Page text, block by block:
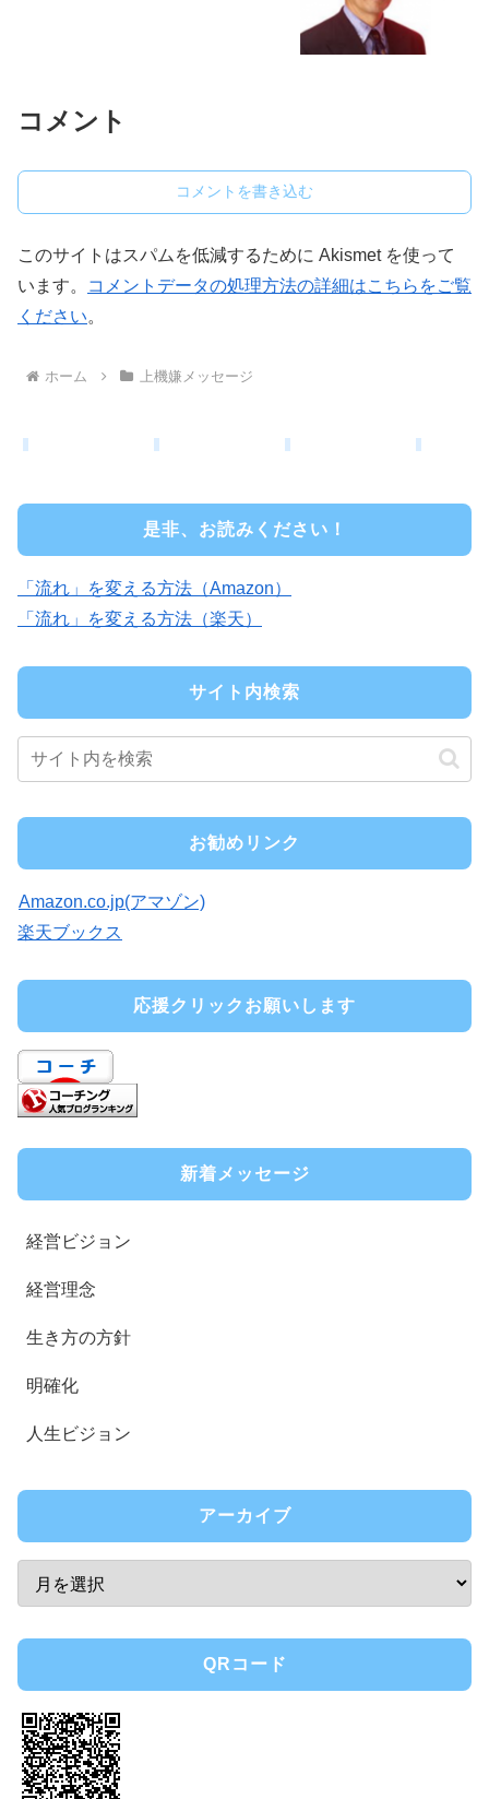
コメント
コメントを書き込む
このサイトはスパムを低減するために Akismet を使って
います。
コメントデータの処理方法の詳細はこちらをご覧
ください。
ホーム 上機嫌メッセージ
是非、お読みください！
「流れ」を変える方法（Amazon）
「流れ」を変える方法（楽天）
サイト内検索
お勧めリンク
Amazon.co.jp(アマゾン)
楽天ブックス
応援クリックお願いします
新着メッセージ
経営ビジョン
経営理念
生き方の方針
明確化
人生ビジョン
アーカイブ
QRコード